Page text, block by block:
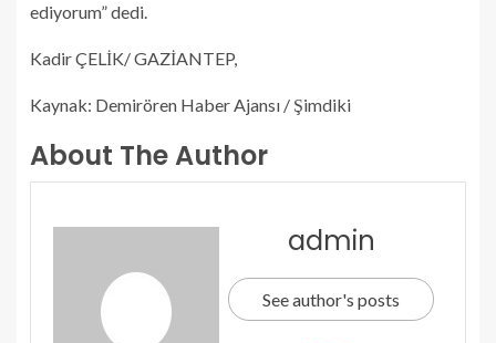
ediyorum” dedi.
Kadir ÇELİK/ GAZİANTEP,
Kaynak: Demirören Haber Ajansı / Şimdiki
About The Author
admin
See author's posts